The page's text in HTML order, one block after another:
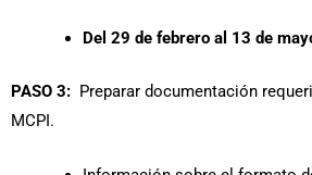
Del 29 de febrero al 13 de
PASO 3: Preparar documentación
MCPI.